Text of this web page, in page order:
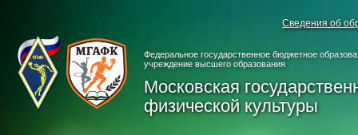
Сведения об
Федеральное государственное бюджетное
учреждение высшего образования
Московская
физической культуры